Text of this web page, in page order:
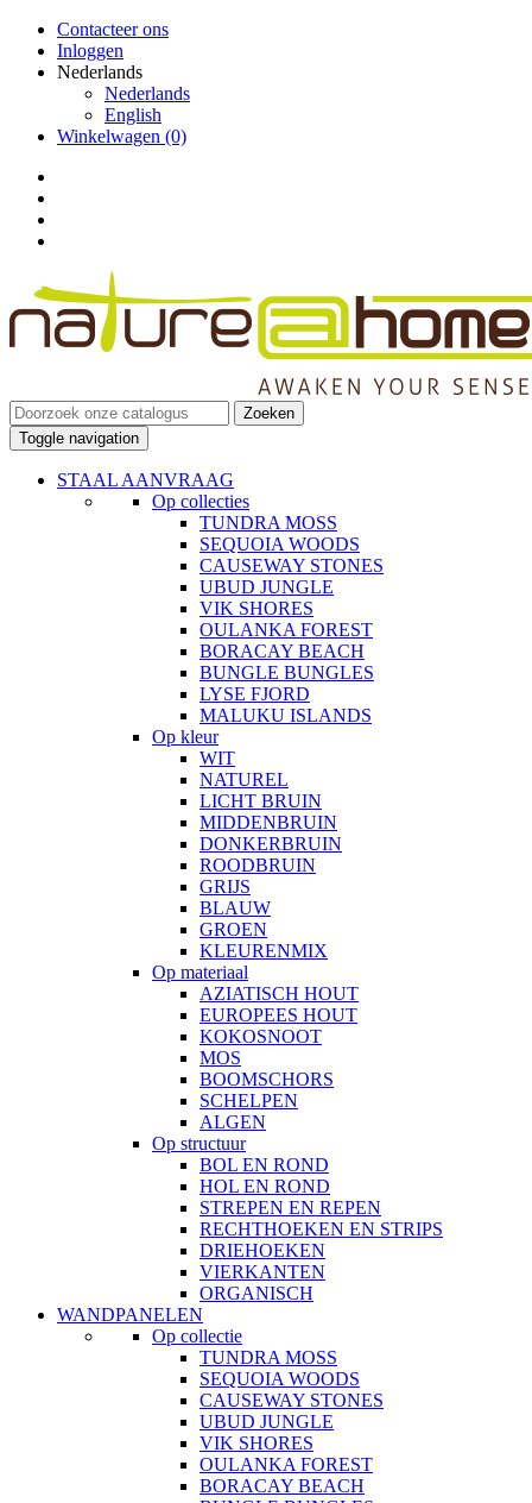
Contacteer ons
Inloggen
Nederlands
Nederlands
English
Winkelwagen (0)
Zoeken
Toggle navigation
STAAL AANVRAAG
Op collecties
TUNDRA MOSS
SEQUOIA WOODS
CAUSEWAY STONES
UBUD JUNGLE
VIK SHORES
OULANKA FOREST
BORACAY BEACH
BUNGLE BUNGLES
LYSE FJORD
MALUKU ISLANDS
Op kleur
WIT
NATUREL
LICHT BRUIN
MIDDENBRUIN
DONKERBRUIN
ROODBRUIN
GRIJS
BLAUW
GROEN
KLEURENMIX
Op materiaal
AZIATISCH HOUT
EUROPEES HOUT
KOKOSNOOT
MOS
BOOMSCHORS
SCHELPEN
ALGEN
Op structuur
BOL EN ROND
HOL EN ROND
STREPEN EN REPEN
RECHTHOEKEN EN STRIPS
DRIEHOEKEN
VIERKANTEN
ORGANISCH
WANDPANELEN
Op collectie
TUNDRA MOSS
SEQUOIA WOODS
CAUSEWAY STONES
UBUD JUNGLE
VIK SHORES
OULANKA FOREST
BORACAY BEACH